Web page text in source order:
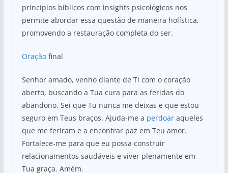
princípios bíblicos com insights psicológicos nos
permite abordar essa questão de maneira holística,
promovendo a restauração completa do ser.
Oraçãofinal
Senhor amado, venho diante de Ti com o coração
aberto, buscando a Tua cura para as feridas do
abandono. Sei que Tu nunca me deixas e que estou
seguro em Teus braços. Ajuda-me a perdoaraqueles
que me feriram e a encontrar paz em Teu amor.
Fortalece-me para que eu possa construir
relacionamentos saudáveis e viver plenamente em
Tua graça. Amém.